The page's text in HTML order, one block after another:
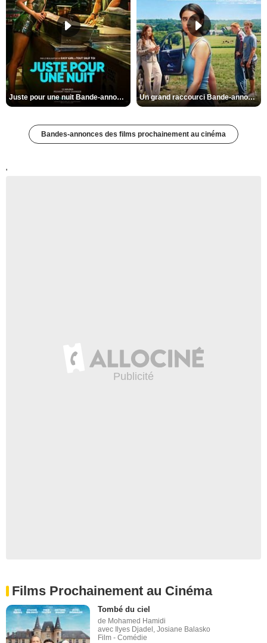
Juste pour une nuit Bande-annonce VO STFR Un grand raccourci Bande-annonce VF
Bandes-annonces des films prochainement au cinéma
'
Films Prochainement au Cinéma
Tombé du ciel
de Mohamed Hamidi
avec Ilyes Djadel, Josiane Balasko
Film - Comédie